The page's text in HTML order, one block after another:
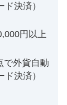
決済）
円以上
で外貨自動
決済）